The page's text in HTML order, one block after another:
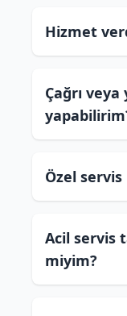
Hizmet
Çağrı
Özel
Acil servis
miyim?